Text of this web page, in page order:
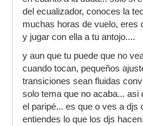
del ecualizador, conoces la
muchas horas de vuelo, eres
y jugar con ella a tu antojo....
y aun que tu puede que no
cuando tocan, pequeños
transiciones sean fluidas
solo tema que no acaba... asi
el paripé... es que o ves a djs
entiendes lo que los djs